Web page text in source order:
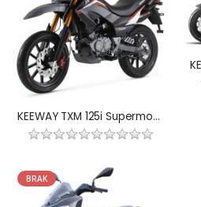
KEEWAY TXM 125i Supermoto
BRAK